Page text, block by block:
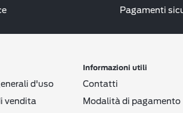
Pagamenti
d'uso
vendita
Informazioni utili
Contatti
Modalità di pagamento